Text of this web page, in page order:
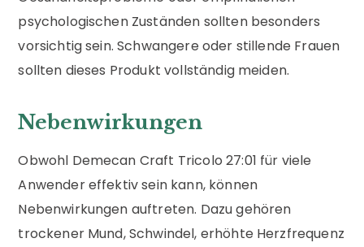
psychologischen Zuständen sollten besonders
vorsichtig sein. Schwangere oder stillende Frauen
sollten dieses Produkt vollständig meiden.
Nebenwirkungen
Obwohl Demecan Craft Tricolo 27:01 für viele
Anwender effektiv sein kann, können
Nebenwirkungen auftreten. Dazu gehören
trockener Mund, Schwindel, erhöhte Herzfrequenz